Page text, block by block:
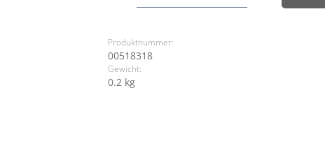
Produktnummer:
00518318
Gewicht:
0.2 kg